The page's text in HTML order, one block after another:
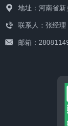
地址：河南省
联系人：张经
邮箱：